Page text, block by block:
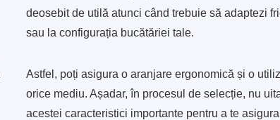
deosebit de utilă atunci când trebuie să adaptezi
sau la configurația bucătăriei tale.
Astfel, poți asigura o aranjare ergonomică și o
orice mediu. Așadar, în procesul de selecție, nu
acestei caracteristici importante pentru a te